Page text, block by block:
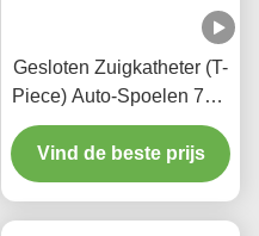
produceren volgens